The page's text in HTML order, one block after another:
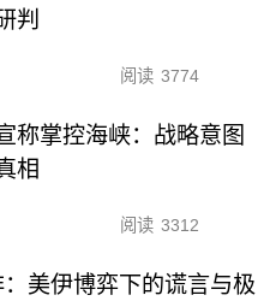
判
阅读 3774
称掌控海峡：战略意图
相
阅读 3312
美伊博弈下的谎言与极